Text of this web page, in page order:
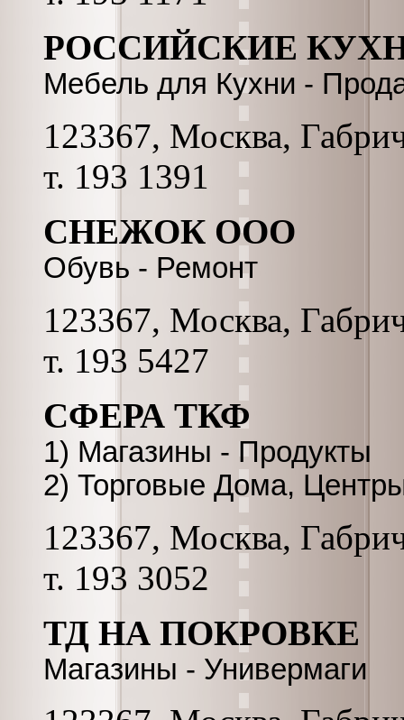
РОССИЙСКИЕ
Мебель для Кухни -
123367, Москва,
т. 193 1391
СНЕЖОК ООО
Обувь - Ремонт
123367, Москва,
т. 193 5427
СФЕРА ТКФ
1) Магазины - Продукты
2) Торговые Дома,
123367, Москва,
т. 193 3052
ТД НА ПОКРОВКЕ
Магазины - Универмаги